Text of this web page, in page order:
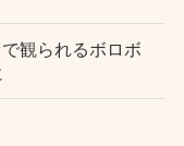
観られるボロボ